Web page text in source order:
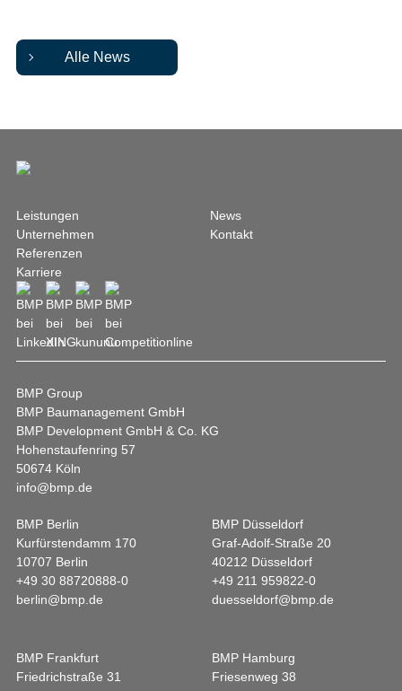
Alle News
Leistungen
Unternehmen
Referenzen
Karriere
News
Kontakt
BMP Group
BMP Baumanagement GmbH
BMP Development GmbH & Co. KG
Hohenstaufenring 57
50674 Köln
info@bmp.de
BMP Berlin
Kurfürstendamm 170
10707 Berlin
+49 30 88720888-0
berlin@bmp.de
BMP Düsseldorf
Graf-Adolf-Straße 20
40212 Düsseldorf
+49 211 959822-0
duesseldorf@bmp.de
BMP Frankfurt
Friedrichstraße 31
BMP Hamburg
Friesenweg 38